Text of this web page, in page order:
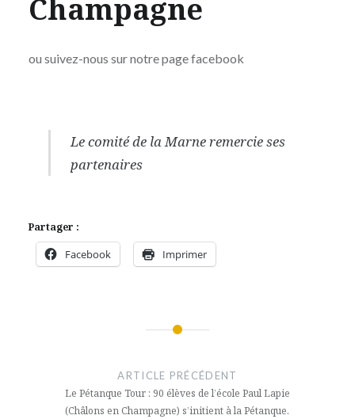
Champagne
ou suivez-nous sur notre page facebook
Le comité de la Marne remercie ses
partenaires
Partager :
Facebook Imprimer
l’article
ARTICLE PRÉCÉDENT
Le Pétanque Tour : 90 élèves de l’école Paul Lapie
(Châlons en Champagne) s’initient à la Pétanque.